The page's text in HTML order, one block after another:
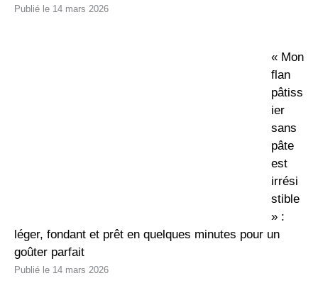
14 mars 2026
« Mon
flan
pâtiss
ier
sans
pâte
est
irrési
stible
» :
léger, fondant et prêt en quelques minutes pour un
goûter parfait
14 mars 2026